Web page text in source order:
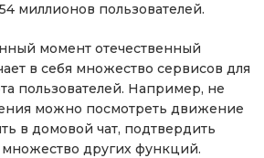
миллионов пользователей.
момент отечественный
в себя множество сервисов для
пользователей. Например, не
можно посмотреть движение
в домовой чат, подтвердить
множество других функций.